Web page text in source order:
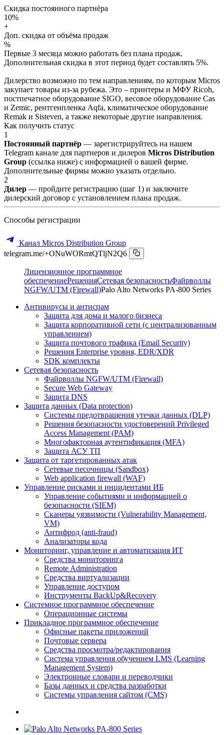
Скидка постоянного партнёра
10%
+
Доп. скидка от объёма продаж
%
Первые 3 месяца можно работать без плана продаж.
Дополнительная скидка в этот период будет составлять 5%.
Дилерство возможно по тем направлениям, по которым Micros
закупает товары из-за рубежа. Это – принтеры и МФУ Ricoh,
постпечатное оборудование SIGO, весовое оборудование Cas
и Zemic, рентгенпленка Aqfa, климатическое оборудование
Remak и Sisteven, а также некоторые другие направления.
Как получить статус
1
Постоянный партнёр — зарегистрируйтесь на нашем
Telegram канале для партнеров и дилеров Micros Distribution
Group (ссылка ниже) с информацией о вашей фирме.
Дополнительные фирмы можно указать отдельно.
2
Дилер — пройдите регистрацию (шаг 1) и заключите
дилерский договор с установлением плана продаж.
Способы регистрации
Канал Micros Distribution Group
telegram.me/+ONuWORmtQTljN2Q6
Лицензионное программное
обеспечениеРешенияСетевая безопасностьФайрволлы
NGFW/UTM (Firewall)Palo Alto Networks PA-800 Series
Антивирусы и антиспам
Защита для дома и малого бизнеса
Защита корпоративной сети (с централизованным
управлением)
Защита почтового трафика (Email Security)
Решения Enterprise уровня, EDR/XDR
SDK комплекты
Сетевая безопасность
Файрволлы NGFW/UTM (Firewall)
Secure Web Gateway
Защита DNS
Защита данных (Data protection)
Системы предотвращения утечки данных (DLP)
Решения безопасности удостоверений Privileged
Access Management (PAM)
Многофакторная аутентификация (MFA)
Защита АСУ ТП
Защита от таргетированных атак
Сетевые песочницы (Sandbox)
Web application firewall (WAF)
Управление рисками и инцидентами ИБ
Управление событиями и информацией о
безопасности (SIEM)
Сканеры уязвимости (Vulnerability Management,
VM)
Антифрод (anti-fraud)
Анализаторы кода
Мониторинг, управление и автоматизация ИТ
Средства мониторинга
Remote Administration
Средства виртуализации
Управление доступом
Инструменты BackUp&Recovery
Системное программное обеспечение
Операционные системы
Прикладное программное обеспечение
Офисные пакеты приложений
Почтовые сервера
Средства просмотра/редактирования
Система управления обучением LMS (Learning
Management System)
Электронные словари и переводчики
Базы данных и средства разработки
Системы управления сайтом (CMS)